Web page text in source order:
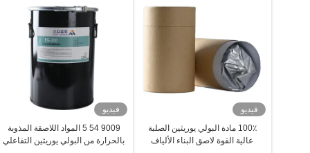
فيديو
100٪ مادة البولي يوريثين الصلبة
عالية القوة لاصق البناء الألياف
فيديو
9009 54 5 المواد اللاصقة المذوبة
بالحرارة من البولي يوريثين التفاعلي